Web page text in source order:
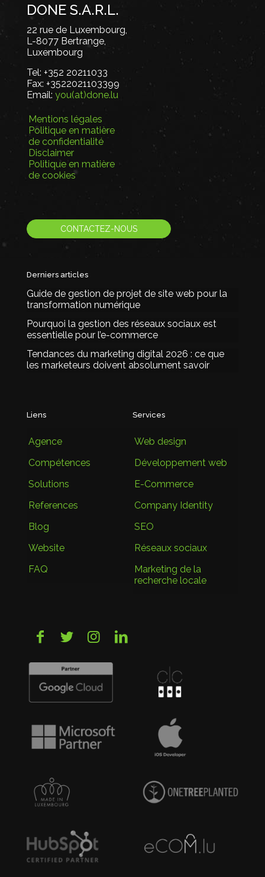
DONE S.A.R.L.
22 rue de Luxembourg,
L-8077 Bertrange,
Luxembourg
Tel: +352 20211033
Fax: +3522021103399
Email: you(at)done.lu
Mentions légales
Politique en matière
de confidentialité
Disclaimer
Politique en matière
de cookies
CONTACTEZ-NOUS
Derniers articles
Guide de gestion de projet de site web pour la
transformation numérique
Pourquoi la gestion des réseaux sociaux est
essentielle pour l’e-commerce
Tendances du marketing digital 2026 : ce que
les marketeurs doivent absolument savoir
Liens
Agence
Compétences
Solutions
References
Blog
Website
FAQ
Services
Web design
Développement web
E-Commerce
Company Identity
SEO
Réseaux sociaux
Marketing de la
recherche locale